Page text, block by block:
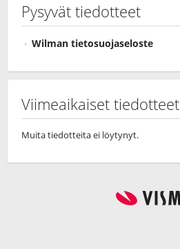
Pysyvät tiedotteet
Wilman tietosuojaseloste
Viimeaikaiset tiedotteet
Muita tiedotteita ei löytynyt.